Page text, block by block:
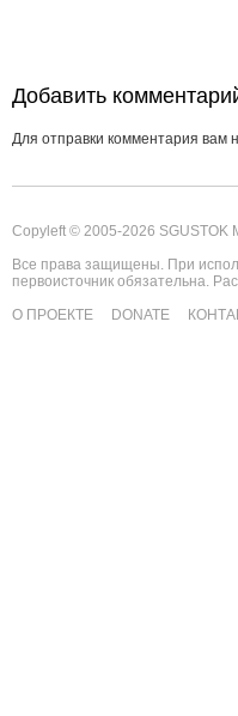
Добавить
Для отправки комментария вам
Copyleft © 2005-2026 SGUSTOK
Все права защищены. При
первоисточник обязательна.
О ПРОЕКТЕ
DONATE